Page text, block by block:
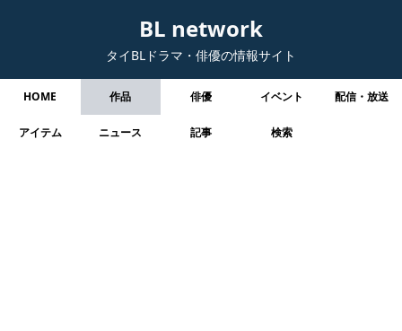
BL network
タイBLドラマ・俳優の情報サイト
HOME 作品 俳優 イベント 配信・放送
アイテム ニュース 記事 検索